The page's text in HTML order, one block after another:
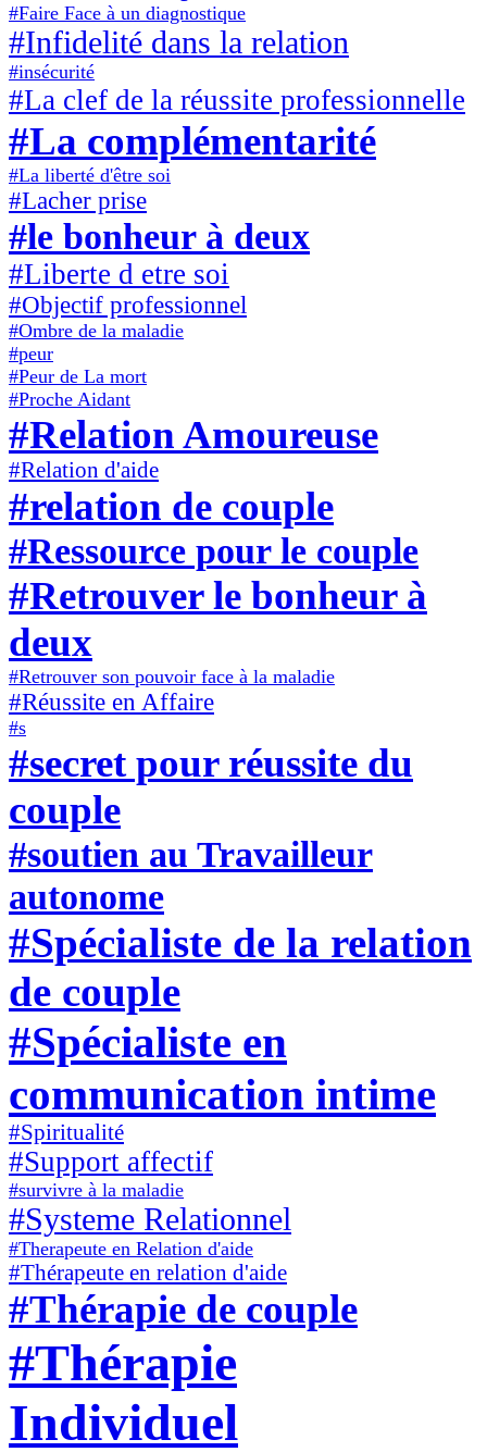
#Faire Face à un diagnostique
#Infidelité dans la relation
#insécurité
#La clef de la réussite professionnelle
#La complémentarité
#La liberté d'être soi
#Lacher prise
#le bonheur à deux
#Liberte d etre soi
#Objectif professionnel
#Ombre de la maladie
#peur
#Peur de La mort
#Proche Aidant
#Relation Amoureuse
#Relation d'aide
#relation de couple
#Ressource pour le couple
#Retrouver le bonheur à
deux
#Retrouver son pouvoir face à la maladie
#Réussite en Affaire
#s
#secret pour réussite du
couple
#soutien au Travailleur
autonome
#Spécialiste de la relation
de couple
#Spécialiste en
communication intime
#Spiritualité
#Support affectif
#survivre à la maladie
#Systeme Relationnel
#Therapeute en Relation d'aide
#Thérapeute en relation d'aide
#Thérapie de couple
#Thérapie
Individuel